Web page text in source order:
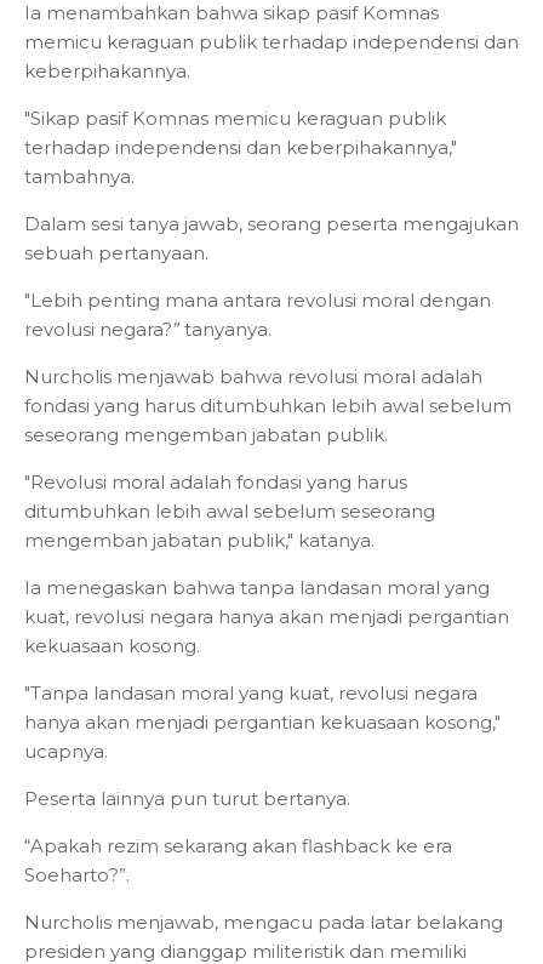
Ia menambahkan bahwa sikap pasif Komnas
memicu keraguan publik terhadap independensi dan
keberpihakannya.
"Sikap pasif Komnas memicu keraguan publik
terhadap independensi dan keberpihakannya,"
tambahnya.
Dalam sesi tanya jawab, seorang peserta mengajukan
sebuah pertanyaan.
"Lebih penting mana antara revolusi moral dengan
revolusi negara?” tanyanya.
Nurcholis menjawab bahwa revolusi moral adalah
fondasi yang harus ditumbuhkan lebih awal sebelum
seseorang mengemban jabatan publik.
"Revolusi moral adalah fondasi yang harus
ditumbuhkan lebih awal sebelum seseorang
mengemban jabatan publik," katanya.
Ia menegaskan bahwa tanpa landasan moral yang
kuat, revolusi negara hanya akan menjadi pergantian
kekuasaan kosong.
"Tanpa landasan moral yang kuat, revolusi negara
hanya akan menjadi pergantian kekuasaan kosong,"
ucapnya.
Peserta lainnya pun turut bertanya.
“Apakah rezim sekarang akan flashback ke era
Soeharto?”.
Nurcholis menjawab, mengacu pada latar belakang
presiden yang dianggap militeristik dan memiliki